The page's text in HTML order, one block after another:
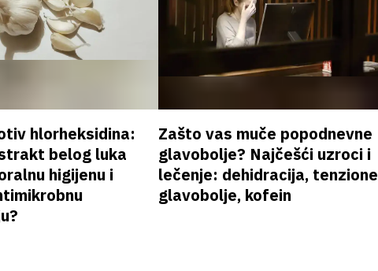
hlorheksidina:
belog luka
higijenu i
Zašto vas muče popodnevne
glavobolje? Najčešći uzroci i
lečenje: dehidracija, tenzione
glavobolje, kofein